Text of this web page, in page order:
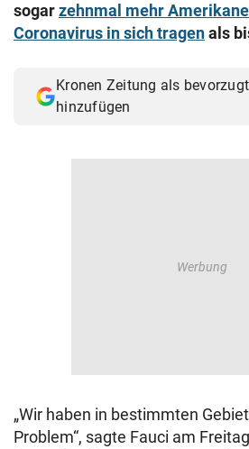
sogarzehnmal mehr
Coronavirus in sich tragenals
Kronen Zeitung als
hinzufügen
„Wir haben in bestimmten
Problem“, sagte Fauci am